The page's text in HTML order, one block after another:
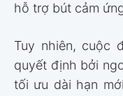
hỗ trợ bút cảm
Tuy nhiên, cuộc
quyết định bởi
tối ưu dài hạn